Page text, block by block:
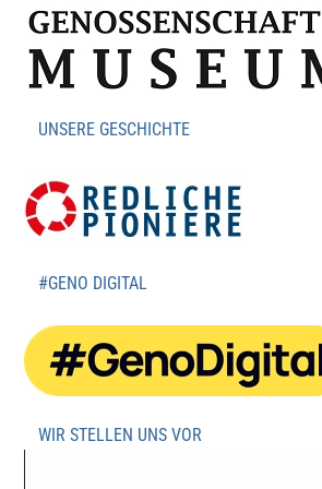
UNSERE GESCHICHTE
#GENO DIGITAL
WIR STELLEN UNS VOR